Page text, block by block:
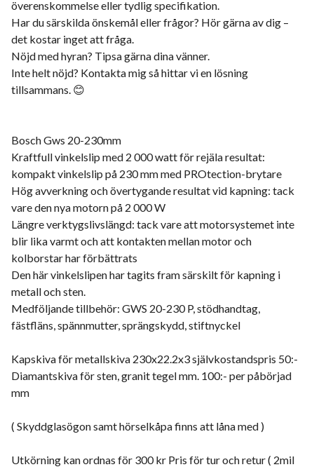
överenskommelse eller tydlig specifikation.
Har du särskilda önskemål eller frågor? Hör gärna av dig –
det kostar inget att fråga.
Nöjd med hyran? Tipsa gärna dina vänner.
Inte helt nöjd? Kontakta mig så hittar vi en lösning
tillsammans. 😊
Bosch Gws 20-230mm
Kraftfull vinkelslip med 2 000 watt för rejäla resultat:
kompakt vinkelslip på 230 mm med PROtection-brytare
Hög avverkning och övertygande resultat vid kapning: tack
vare den nya motorn på 2 000 W
Längre verktygslivslängd: tack vare att motorsystemet inte
blir lika varmt och att kontakten mellan motor och
kolborstar har förbättrats
Den här vinkelslipen har tagits fram särskilt för kapning i
metall och sten.
Medföljande tillbehör: GWS 20-230 P, stödhandtag,
fästfläns, spännmutter, sprängskydd, stiftnyckel
Kapskiva för metallskiva 230x22.2x3 självkostandspris 50:-
Diamantskiva för sten, granit tegel mm. 100:- per påbörjad
mm
( Skyddglasögon samt hörselkåpa finns att låna med )
Utkörning kan ordnas för 300 kr Pris för tur och retur ( 2mil